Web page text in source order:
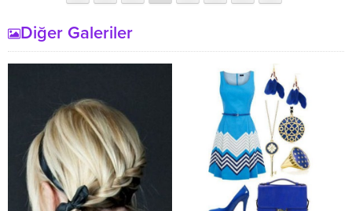
Diğer Galeriler